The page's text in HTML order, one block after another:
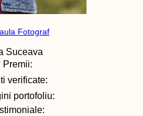
Fotograf
Suceava
Premii:
verificate:
portofoliu: